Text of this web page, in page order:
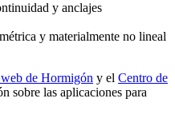
y anclajes
y materialmente no lineal
de Hormigón y el Centro de
sobre las aplicaciones para